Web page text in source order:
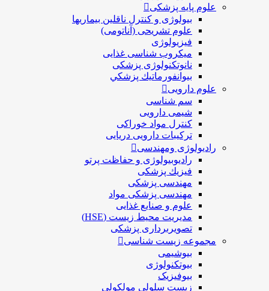
علوم پایه پزشکی
بیولوژی و کنترل ناقلین بیماریها
علوم تشریحی (آناتومی)
فیزیولوژی
ميكروب شناسی غذایی
نانوتکنولوژی پزشکی
بيوانفورماتيك پزشكي
علوم دارویی
سم شناسی
شیمی دارویی
کنترل مواد خوراکی
ترکیبات دارویی دریایی
رادیولوژی ومهندسی
رادیوبیولوژی و حفاظت پرتو
فيزيك پزشکی
مهندسی پزشکی
مهندسی پزشکی مواد
علوم و صنايع غذایی
مدیریت محیط زیست (HSE)
تصویربرداری پزشکی
مجموعه زیست شناسی
بیوشیمی
بیوتکنولوژی
بیوفیزیک
زیست سلولی مولکولی